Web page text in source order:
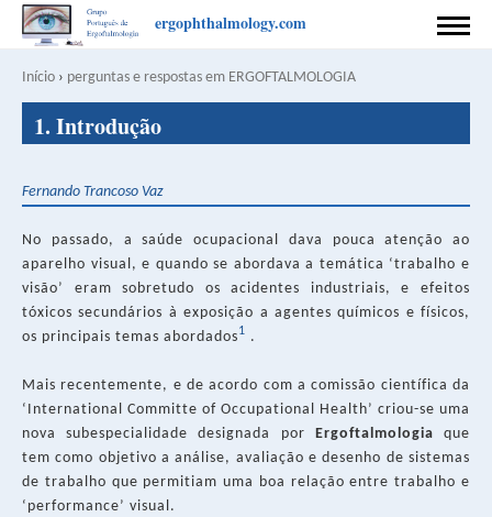
Passar
para
conteúdo
ergophthalmology.com
PREFACE
AUTORES
CONTACTO
CONDIÇÕES DE PUBLICAÇÃO
PRIVACY POLICY
English Português
SEARCH
Navegação
estrutural
Início › perguntas e respostas em ERGOFTALMOLOGIA
Back
1. Introdução
Fernando Trancoso Vaz
No passado, a saúde ocupacional dava pouca atenção ao
aparelho visual, e quando se abordava a temática ‘trabalho e
visão’ eram sobretudo os acidentes industriais, e efeitos
tóxicos secundários à exposição a agentes químicos e físicos,
os principais temas abordados1 .
Mais recentemente, e de acordo com a comissão científica da
‘International Committe of Occupational Health’ criou-se uma
nova subespecialidade designada por Ergoftalmologia que
tem como objetivo a análise, avaliação e desenho de sistemas
de trabalho que permitiam uma boa relação entre trabalho e
‘performance’ visual.